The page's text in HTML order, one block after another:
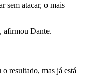
sem atacar, o mais
afirmou Dante.
resultado, mas já está